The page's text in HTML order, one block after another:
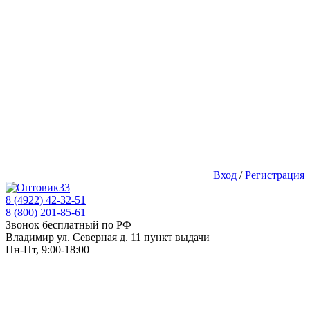
Вход /Регистрация
8 (4922) 42-32-51
8 (800) 201-85-61
Звонок бесплатный по РФ
Владимир ул. Северная д. 11 пункт выдачи
Пн-Пт, 9:00-18:00